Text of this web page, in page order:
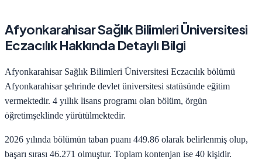
Afyonkarahisar Sağlık Bilimleri Üniversitesi
EczacılıkHakkında Detaylı Bilgi
Afyonkarahisar Sağlık Bilimleri Üniversitesi Eczacılık bölümü
Afyonkarahisarşehrinde devlet üniversitesi statüsünde eğitim
vermektedir. 4 yıllık lisans programı olan bölüm, örgün
öğretimşeklinde yürütülmektedir.
2026 yılında bölümün taban puanı 449.86 olarak belirlenmiş olup,
başarı sırası 46.271 olmuştur. Toplam kontenjan ise 40 kişidir.